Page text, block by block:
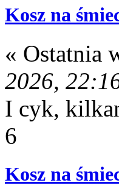
Kosz na
« Ostatnia
2026,
I cyk,
6
Kosz na